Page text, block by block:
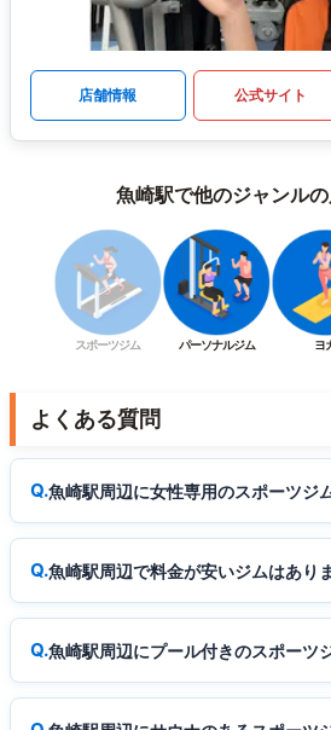
店舗情報 公式サイト
魚崎駅で他のジャンル
スポーツジム パーソナルジム ヨ
よくある質問
魚崎駅周辺に女性専用のスポーツジ
魚崎駅周辺で料金が安いジムはあり
魚崎駅周辺にプール付きのスポーツ